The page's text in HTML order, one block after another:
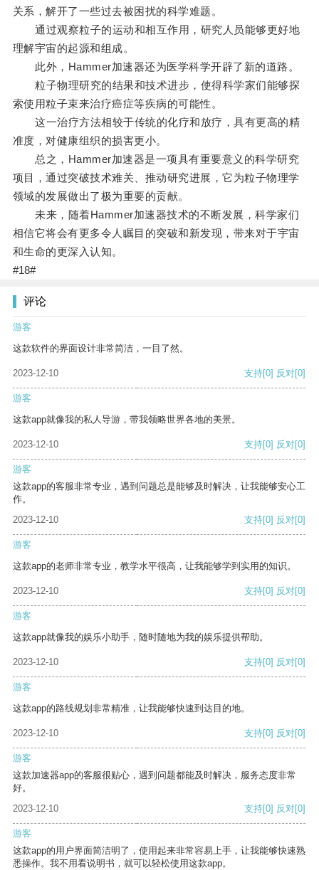
关系，解开了一些过去被困扰的科学难题。
通过观察粒子的运动和相互作用，研究人员能够更好地
理解宇宙的起源和组成。
此外，Hammer加速器还为医学科学开辟了新的道路。
粒子物理研究的结果和技术进步，使得科学家们能够探
索使用粒子束来治疗癌症等疾病的可能性。
这一治疗方法相较于传统的化疗和放疗，具有更高的精
准度，对健康组织的损害更小。
总之，Hammer加速器是一项具有重要意义的科学研究
项目，通过突破技术难关、推动研究进展，它为粒子物理学
领域的发展做出了极为重要的贡献。
未来，随着Hammer加速器技术的不断发展，科学家们
相信它将会有更多令人瞩目的突破和新发现，带来对于宇宙
和生命的更深入认知。
#18#
评论
游客
这款软件的界面设计非常简洁，一目了然。
2023-12-10 支持[0] 反对[0]
游客
这款app就像我的私人导游，带我领略世界各地的美景。
2023-12-10 支持[0] 反对[0]
游客
这款app的客服非常专业，遇到问题总是能够及时解决，让我能够安心工
作。
2023-12-10
支持[0] 反对[0]
游客
这款app的老师非常专业，教学水平很高，让我能够学到实用的知识。
2023-12-10 支持[0] 反对[0]
游客
这款app就像我的娱乐小助手，随时随地为我的娱乐提供帮助。
2023-12-10 支持[0] 反对[0]
游客
这款app的路线规划非常精准，让我能够快速到达目的地。
2023-12-10 支持[0] 反对[0]
游客
这款加速器app的客服很贴心，遇到问题都能及时解决，服务态度非常
好。
2023-12-10
支持[0] 反对[0]
游客
这款app的用户界面简洁明了，使用起来非常容易上手，让我能够快速熟
悉操作。我不用看说明书，就可以轻松使用这款app。